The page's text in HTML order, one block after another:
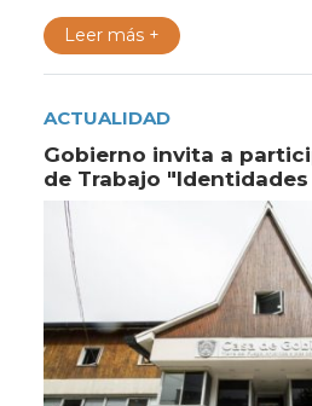
Leer más +
ACTUALIDAD
Gobierno invita a
de Trabajo "Identidades